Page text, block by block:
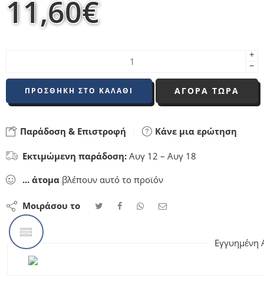
11,60€
+
−
ΠΡΟΣΘΉΚΗ ΣΤΟ ΚΑΛΆΘΙ ΑΓΟΡΑ ΤΩΡΑ
Παράδοση & Επιστροφή Κάνε μια ερώτηση
Εκτιμώμενη παράδοση: Αυγ 12 – Αυγ 18
... άτομα βλέπουν αυτό το προϊόν
Μοιράσου το
Εγγυημένη